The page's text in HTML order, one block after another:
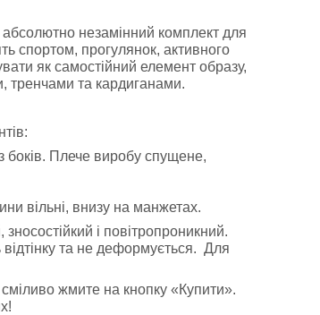
незамінний комплект для
спортом, прогулянок, активного
як самостійний елемент образу,
тренчами та кардиганами.
боків. Плече виробу спущене,
вільні, внизу на манжетах.
і повітропроникний.
відтінку та не деформується. Для
жмите на кнопку «Купити».